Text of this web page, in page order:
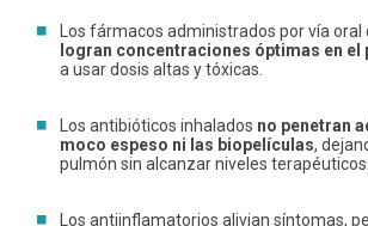
Los fármacos administrados por vía oral
logran concentraciones óptimas en el
a usar dosis altas y tóxicas.
Los antibióticos inhalados no penetran
moco espeso ni las biopelículas,
pulmón sin alcanzar niveles terapéuticos.
Los antiinflamatorios alivian síntomas,